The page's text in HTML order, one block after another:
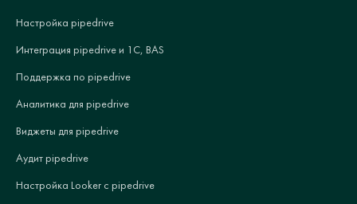
Настройка pipedrive
Интеграция pipedrive и 1С, BAS
Поддержка по pipedrive
Аналитика для pipedrive
Виджеты для pipedrive
Аудит pipedrive
Настройка Looker с pipedrive